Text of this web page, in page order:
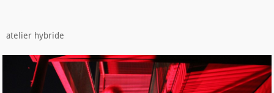
atelier hybride